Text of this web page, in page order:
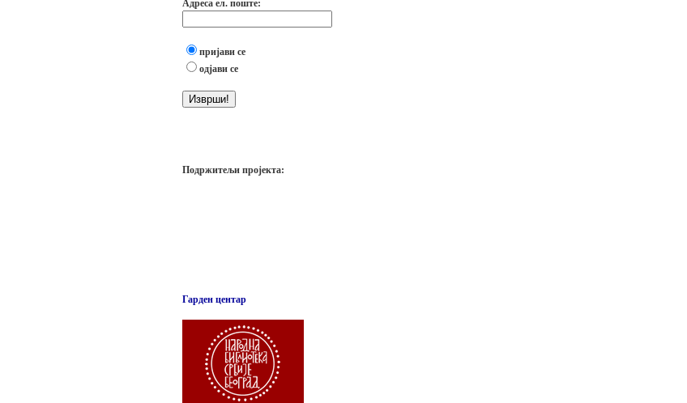
Адреса ел. поште:
пријави се
одјави се
Подржитељи пројекта:
Гарден центар